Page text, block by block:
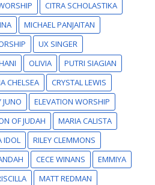
CITRA SCHOLASTIKA
MICHAEL PANJAITAN
UX SINGER
OLIVIA
PUTRI SIAGIAN
CHELSEA
CRYSTAL LEWIS
JUNO
ELEVATION WORSHIP
OF JUDAH
MARIA CALISTA
IDOL
RILEY CLEMMONS
CECE WINANS
EMMIYA
MATT REDMAN